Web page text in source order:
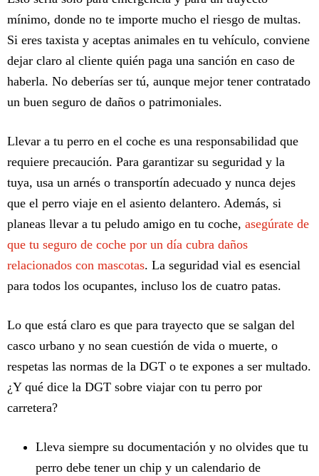
mínimo, donde no te importe mucho el riesgo de multas.
Si eres taxista y aceptas animales en tu vehículo, conviene
dejar claro al cliente quién paga una sanción en caso de
haberla. No deberías ser tú, aunque mejor tener contratado
un buen seguro de daños o patrimoniales.
Llevar a tu perro en el coche es una responsabilidad que
requiere precaución. Para garantizar su seguridad y la
tuya, usa un arnés o transportín adecuado y nunca dejes
que el perro viaje en el asiento delantero. Además, si
planeas llevar a tu peludo amigo en tu coche, asegúrate de
que tu seguro de coche por un día cubra daños
relacionados con mascotas. La seguridad vial es esencial
para todos los ocupantes, incluso los de cuatro patas.
Lo que está claro es que para trayecto que se salgan del
casco urbano y no sean cuestión de vida o muerte, o
respetas las normas de la DGT o te expones a ser multado.
¿Y qué dice la DGT sobre viajar con tu perro por
carretera?
Lleva siempre su documentación y no olvides que tu
perro debe tener un chip y un calendario de